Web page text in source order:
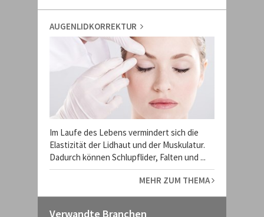
AUGENLIDKORREKTUR
Im Laufe des Lebens vermindert sich die
Elastizität der Lidhaut und der Muskulatur.
Dadurch können Schlupflider, Falten und ...
MEHR ZUM THEMA
Verwandte Branchen